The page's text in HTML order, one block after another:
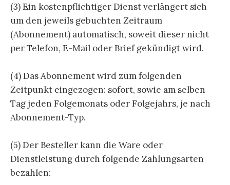
(3) Ein kostenpflichtiger Dienst verlängert sich
um den jeweils gebuchten Zeitraum
(Abonnement) automatisch, soweit dieser nicht
per Telefon, E-Mail oder Brief gekündigt wird.
(4) Das Abonnement wird zum folgenden
Zeitpunkt eingezogen: sofort, sowie am selben
Tag jeden Folgemonats oder Folgejahrs, je nach
Abonnement-Typ.
(5) Der Besteller kann die Ware oder
Dienstleistung durch folgende Zahlungsarten
bezahlen: